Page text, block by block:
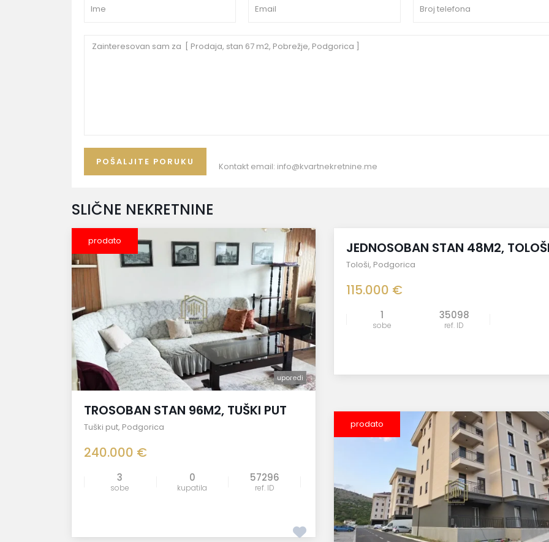
Kontakt email: info@kvartnekretnine.me
SLIČNE NEKRETNINE
prodato
uporedi
TROSOBAN STAN 96M2, TUŠKI PUT
Tuški put, Podgorica
240.000 €
3
sobe
0
kupatila
57296
ref. ID
prodato
uporedi
JEDNOSOBAN STAN 48M2,
Tološi, Podgorica
115.000 €
1
sobe
35098
ref. ID
prodato